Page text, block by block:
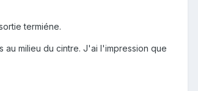
termiéne.
au milieu du cintre. J'ai l'impression que